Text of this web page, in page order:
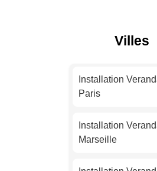
Villes
Installation
Paris
Installation
Marseille